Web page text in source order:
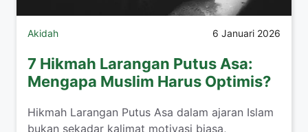
Akidah 6 Januari 2026
7 Hikmah Larangan Putus Asa:
Mengapa Muslim Harus Optimis?
Hikmah Larangan Putus Asa dalam ajaran Islam
bukan sekadar kalimat motivasi biasa,